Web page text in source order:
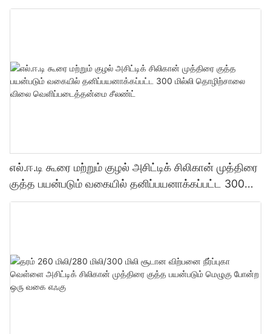
சீலண்ட்
எல்.ஈ.டி கூரை மற்றும் குழல் அசிட்டிக் சிலிகான் முத்திரை
குத்த பயன்படும் வகையில் தனிப்பயனாக்கப்பட்ட 300
மில்லி தொழிற்சாலை விலை வெளிப்படைத்தன்மை